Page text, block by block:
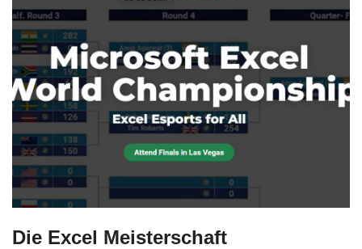
Die Excel Meisterschaft